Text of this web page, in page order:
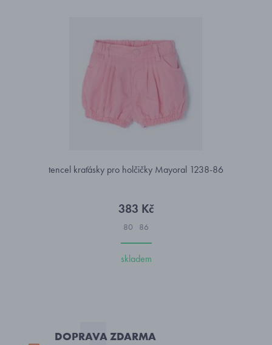
tencel kraťásky pro holčičky Mayoral 1238-86
383 Kč
80 86
skladem
DOPRAVA ZDARMA